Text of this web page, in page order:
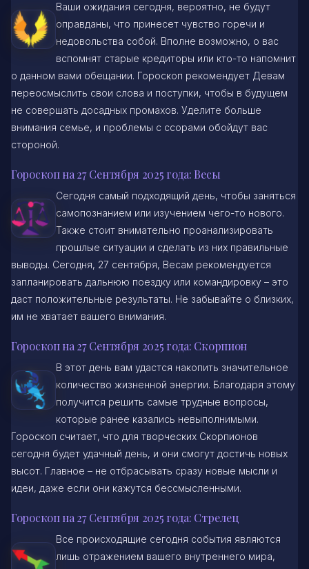
Ваши ожидания сегодня, вероятно, не будут
оправданы, что принесет чувство горечи и
недовольства собой. Вполне возможно, о вас
вспомнят старые кредиторы или кто-то напомнит
о данном вами обещании. Гороскоп рекомендует Девам
переосмыслить свои слова и поступки, чтобы в будущем
не совершать досадных промахов. Уделите больше
внимания семье, и проблемы с ссорами обойдут вас
стороной.
Гороскоп на 27 Сентября 2025 года: Весы
Сегодня самый подходящий день, чтобы заняться
самопознанием или изучением чего-то нового.
Также стоит внимательно проанализировать
прошлые ситуации и сделать из них правильные
выводы. Сегодня, 27 сентября, Весам рекомендуется
запланировать дальнюю поездку или командировку – это
даст положительные результаты. Не забывайте о близких,
им не хватает вашего внимания.
Гороскоп на 27 Сентября 2025 года: Скорпион
В этот день вам удастся накопить значительное
количество жизненной энергии. Благодаря этому
получится решить самые трудные вопросы,
которые ранее казались невыполнимыми.
Гороскоп считает, что для творческих Скорпионов
сегодня будет удачный день, и они смогут достичь новых
высот. Главное – не отбрасывать сразу новые мысли и
идеи, даже если они кажутся бессмысленными.
Гороскоп на 27 Сентября 2025 года: Стрелец
Все происходящие сегодня события являются
лишь отражением вашего внутреннего мира,